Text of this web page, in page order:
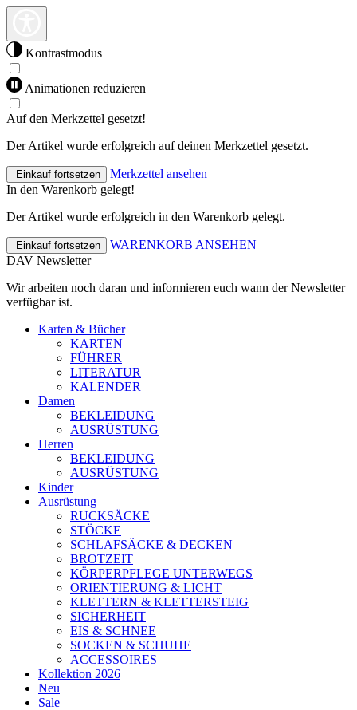
Kontrastmodus
Animationen reduzieren
Auf den Merkzettel gesetzt!
Der Artikel wurde erfolgreich auf deinen Merkzettel gesetzt.
Einkauf fortsetzen
Merkzettel ansehen
In den Warenkorb gelegt!
Der Artikel wurde erfolgreich in den Warenkorb gelegt.
Einkauf fortsetzen
WARENKORB ANSEHEN
DAV Newsletter
Wir arbeiten noch daran und informieren euch wann der Newsletter
verfügbar ist.
Karten & Bücher
KARTEN
FÜHRER
LITERATUR
KALENDER
Damen
BEKLEIDUNG
AUSRÜSTUNG
Herren
BEKLEIDUNG
AUSRÜSTUNG
Kinder
Ausrüstung
RUCKSÄCKE
STÖCKE
SCHLAFSÄCKE & DECKEN
BROTZEIT
KÖRPERPFLEGE UNTERWEGS
ORIENTIERUNG & LICHT
KLETTERN & KLETTERSTEIG
SICHERHEIT
EIS & SCHNEE
SOCKEN & SCHUHE
ACCESSOIRES
Kollektion 2026
Neu
Sale